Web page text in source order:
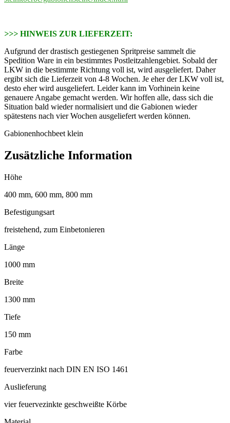
>>> HINWEIS ZUR LIEFERZEIT:
Aufgrund der drastisch gestiegenen Spritpreise sammelt die
Spedition Ware in ein bestimmtes Postleitzahlengebiet. Sobald der
LKW in die bestimmte Richtung voll ist, wird ausgeliefert. Daher
ergibt sich die Lieferzeit von 4-8 Wochen. Je eher der LKW voll ist,
desto eher wird ausgeliefert. Leider kann im Vorhinein keine
genauere Angabe gemacht werden. Wir hoffen alle, dass sich die
Situation bald wieder normalisiert und die Gabionen wieder
spätestens nach vier Wochen ausgeliefert werden können.
Gabionenhochbeet klein
Zusätzliche Information
Höhe
400 mm, 600 mm, 800 mm
Befestigungsart
freistehend, zum Einbetonieren
Länge
1000 mm
Breite
1300 mm
Tiefe
150 mm
Farbe
feuerverzinkt nach DIN EN ISO 1461
Auslieferung
vier feuervezinkte geschweißte Körbe